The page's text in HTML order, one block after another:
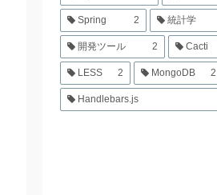
Spring 2 統計学
開発ツール 2 Cacti
LESS 2 MongoDB 2
Handlebars.js